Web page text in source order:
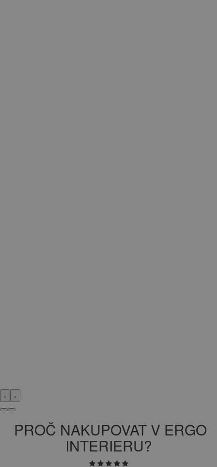
‹ ›
PROČ NAKUPOVAT V ERGO
INTERIERU?